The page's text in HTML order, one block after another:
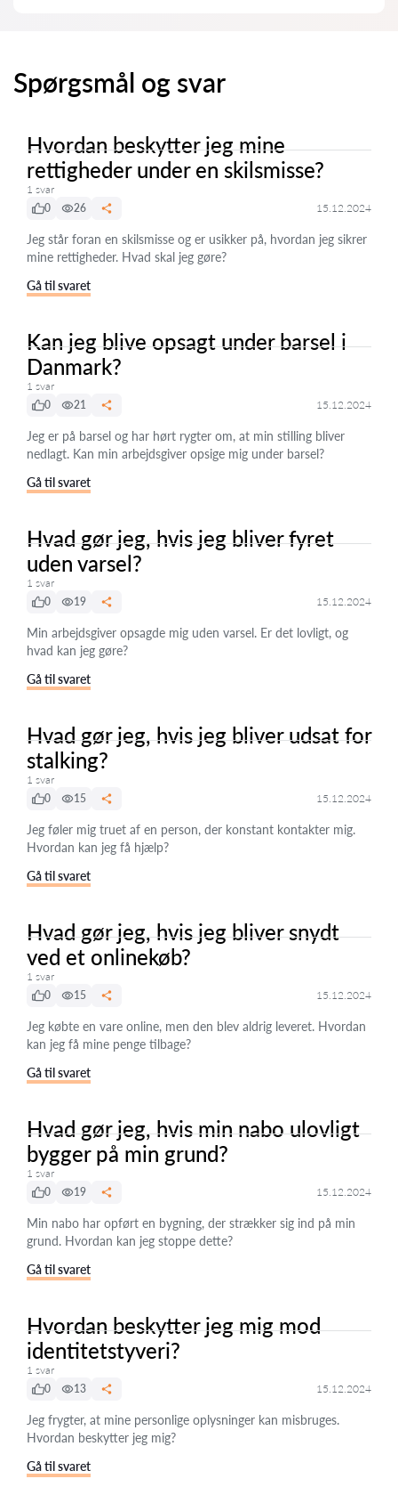
Spørgsmål og svar
Hvordan beskytter jeg mine
rettigheder under en skilsmisse?
1 svar
0
26 15.12.2024
Jeg står foran en skilsmisse og er usikker på, hvordan jeg sikrer
mine rettigheder. Hvad skal jeg gøre?
Gå til svaret
Kan jeg blive opsagt under barsel i
Danmark?
1 svar
0
21 15.12.2024
Jeg er på barsel og har hørt rygter om, at min stilling bliver
nedlagt. Kan min arbejdsgiver opsige mig under barsel?
Gå til svaret
Hvad gør jeg, hvis jeg bliver fyret
uden varsel?
1 svar
0
19 15.12.2024
Min arbejdsgiver opsagde mig uden varsel. Er det lovligt, og
hvad kan jeg gøre?
Gå til svaret
Hvad gør jeg, hvis jeg bliver udsat for
stalking?
1 svar
0
15 15.12.2024
Jeg føler mig truet af en person, der konstant kontakter mig.
Hvordan kan jeg få hjælp?
Gå til svaret
Hvad gør jeg, hvis jeg bliver snydt
ved et onlinekøb?
1 svar
0
15 15.12.2024
Jeg købte en vare online, men den blev aldrig leveret. Hvordan
kan jeg få mine penge tilbage?
Gå til svaret
Hvad gør jeg, hvis min nabo ulovligt
bygger på min grund?
1 svar
0
19 15.12.2024
Min nabo har opført en bygning, der strækker sig ind på min
grund. Hvordan kan jeg stoppe dette?
Gå til svaret
Hvordan beskytter jeg mig mod
identitetstyveri?
1 svar
0
13 15.12.2024
Jeg frygter, at mine personlige oplysninger kan misbruges.
Hvordan beskytter jeg mig?
Gå til svaret